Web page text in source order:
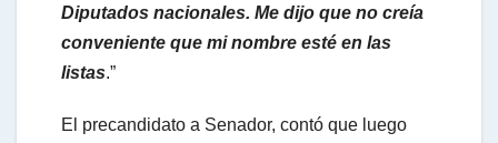
Diputados nacionales. Me dijo que no creía
conveniente que mi nombre esté en las
listas.”
El precandidato a Senador, contó que luego